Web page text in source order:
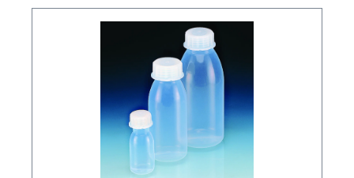
bar) secondo DIN EN 285.